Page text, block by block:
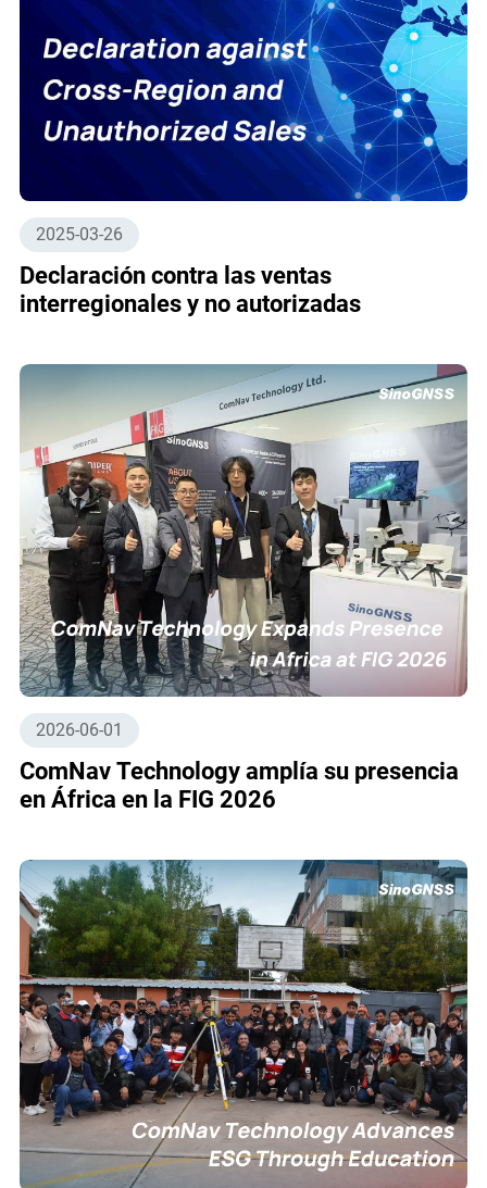
2025-03-26
Declaración contra las ventas
interregionales y no autorizadas
2026-06-01
ComNav Technology amplía su presencia
en África en la FIG 2026